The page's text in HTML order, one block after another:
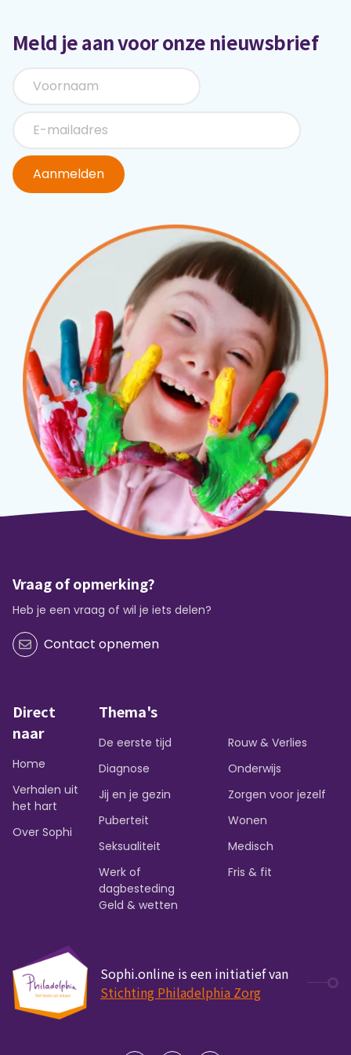
Meld je aan voor onze nieuwsbrief
Aanmelden
Vraag of opmerking?
Heb je een vraag of wil je iets delen?
Contact opnemen
Direct
naar
Home
Verhalen uit
het hart
Over Sophi
Thema's
De eerste tijd
Diagnose
Jij en je gezin
Puberteit
Seksualiteit
Werk of
dagbesteding
Rouw & Verlies
Onderwijs
Zorgen voor jezelf
Wonen
Medisch
Fris & fit
Geld & wetten
Sophi.online is een initiatief van
Stichting Philadelphia Zorg